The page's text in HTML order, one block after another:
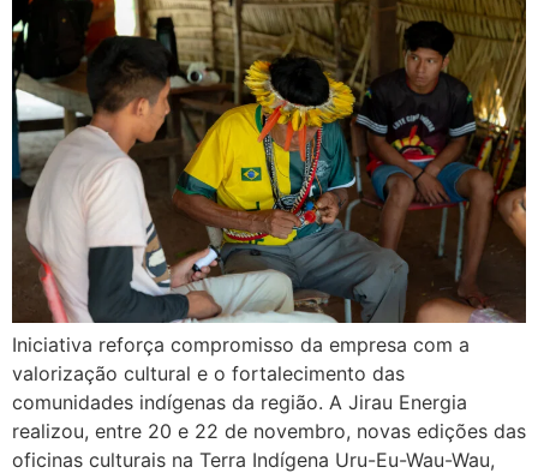
Iniciativa reforça compromisso da empresa com a
valorização cultural e o fortalecimento das
comunidades indígenas da região. A Jirau Energia
realizou, entre 20 e 22 de novembro, novas edições das
oficinas culturais na Terra Indígena Uru-Eu-Wau-Wau,